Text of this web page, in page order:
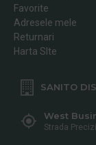
Favorite
Adresele mele
Returnari
Harta SIte
SANITO
West
Strada